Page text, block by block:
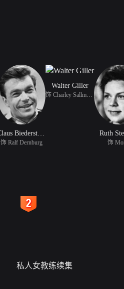
饰 Ralf Dernburg
Walter Giller
饰 Charley Sallmann
Ruth
饰
私人女教练续集